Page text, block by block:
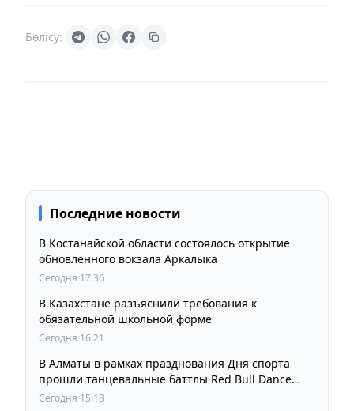
Бөлісу:
Последние новости
В Костанайской области состоялось открытие
обновленного вокзала Аркалыка
Сегодня 17:36
В Казахстане разъяснили требования к
обязательной школьной форме
Сегодня 16:21
В Алматы в рамках празднования Дня спорта
прошли танцевальные баттлы Red Bull Dance
Your Style
Сегодня 15:18